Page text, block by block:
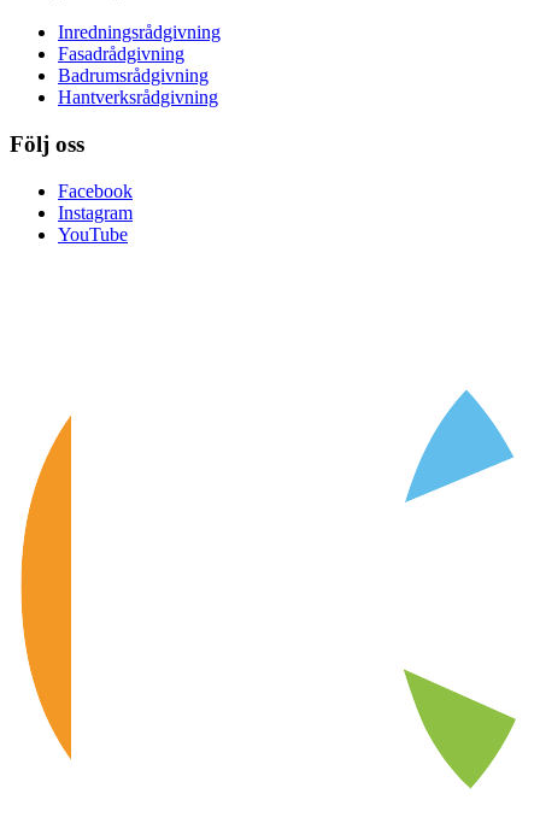
Inredningsrådgivning
Fasadrådgivning
Badrumsrådgivning
Hantverksrådgivning
Följ oss
Facebook
Instagram
YouTube